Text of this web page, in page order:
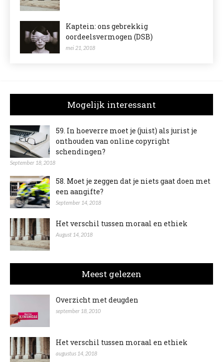
Kaptein: ons gebrekkig
oordeelsvermogen (DSB)
mei 21, 2018
Mogelijk interessant
59. In hoeverre moet je (juist) als jurist je
onthouden van online copyright
schendingen?
September 18, 2018
58. Moet je zeggen dat je niets gaat doen met
een aangifte?
September 14, 2018
Het verschil tussen moraal en ethiek
August 14, 2018
Meest gelezen
Overzicht met deugden
september 18, 2010
Het verschil tussen moraal en ethiek
augustus 14, 2018